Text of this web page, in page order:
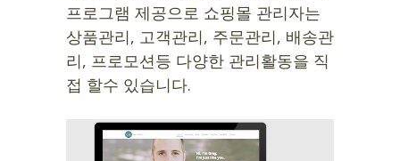
프로그램 제공으로 쇼핑몰 관리자는
상품관리, 고객관리, 주문관리, 배송관
리, 프로모션등 다양한 관리활동을 직
접 할수 있습니다.